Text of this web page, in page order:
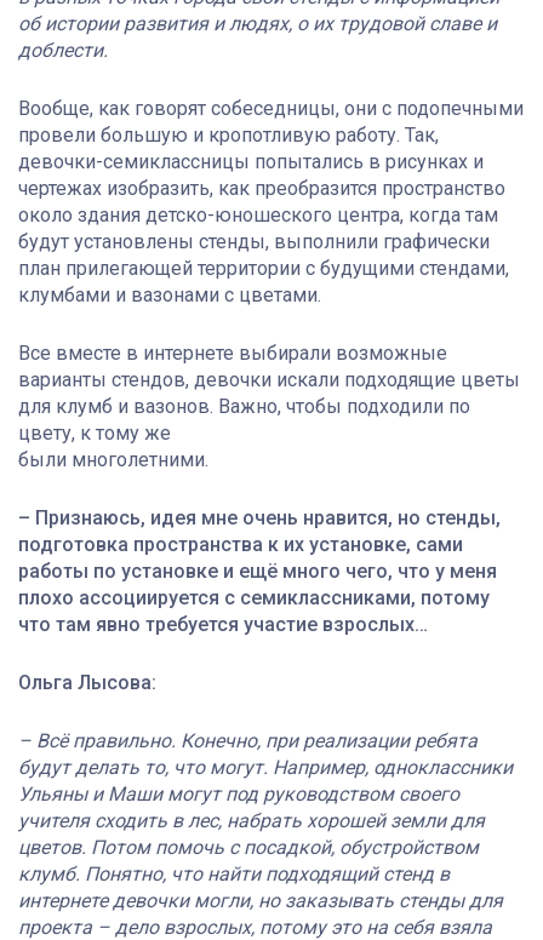
об истории развития и людях, о их трудовой славе и
доблести.
Вообще, как говорят собеседницы, они с подопечными
провели большую и кропотливую работу. Так,
девочки-семиклассницы попытались в рисунках и
чертежах изобразить, как преобразится пространство
около здания детско-юношеского центра, когда там
будут установлены стенды, выполнили графически
план прилегающей территории с будущими стендами,
клумбами и вазонами с цветами.
Все вместе в интернете выбирали возможные
варианты стендов, девочки искали подходящие цветы
для клумб и вазонов. Важно, чтобы подходили по
цвету, к тому же
были многолетними.
– Признаюсь, идея мне очень нравится, но стенды,
подготовка пространства к их установке, сами
работы по установке и ещё много чего, что у меня
плохо ассоциируется с семиклассниками, потому
что там явно требуется участие взрослых…
Ольга Лысова:
– Всё правильно. Конечно, при реализации ребята
будут делать то, что могут. Например, одноклассники
Ульяны и Маши могут под руководством своего
учителя сходить в лес, набрать хорошей земли для
цветов. Потом помочь с посадкой, обустройством
клумб. Понятно, что найти подходящий стенд в
интернете девочки могли, но заказывать стенды для
проекта – дело взрослых, потому это на себя взяла